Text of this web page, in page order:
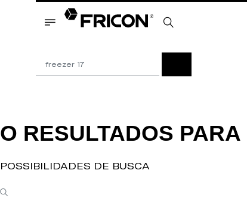
O RESULTADOS PARA
POSSIBILIDADES DE BUSCA